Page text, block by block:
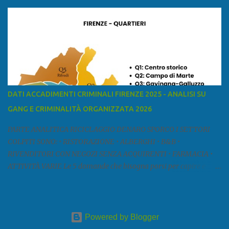
a est con le province di Pistoia e di Firenze, a sud con la provincia di
Lucca Ÿ la Versilia Ÿ la Media Valle del Serchio Ÿ la Garfagnana
Fonte: wikipedia Presenze mafiose e criminali (principali) Le
presenze mafiose in provincia sono assai rilevanti. Si segnala che
nella relazione del 2001 della Commissione parlamentare
Livorno e Lucca agiscono i clan dei Fedele...” Dalla ricerc...
DATI ACCADIMENTI CRIMINALI FIRENZE 2025 - ANALISI SU
GANG E CRIMINALITÀ ORGANIZZATA 2026
PARTE ANALITICA RICICLAGGIO DENARO SPORCO I SETTORI
COLPITI SONO: • RISTORAZIONE • ALBERGHI • B&B •
RIVENDITORI CON NEGOZI SENZA ACQUIRENTI • FARMACIA •
ATTIVITÀ VARIE Le 5 domande che bisogna porsi per capire e
fa? Il mestiere scelto di chi dal nulla compare in un territorio può
Powered by Blogger